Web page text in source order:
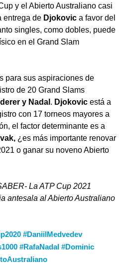
y el Abierto Australiano casi
entrega de Djokovic a favor del
singles, como dobles, puede
en el Grand Slam
para sus aspiraciones de
de 20 Grand Slams
y Nadal . Djokovic está a
con 17 torneos mayores a
el factor determinante es a
¿es más importante renovar
o ganar su noveno Abierto
La ATP Cup 2021
antesala al Abierto Australiano
#DaniilMedvedev
#RafaNadal #Dominic